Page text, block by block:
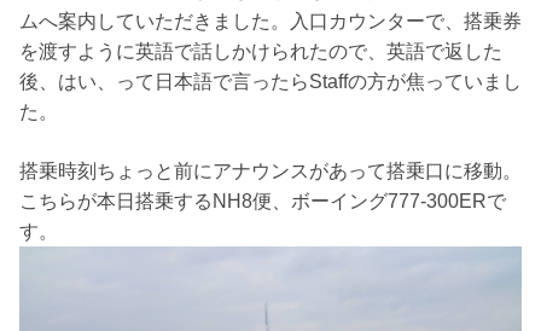
ムへ案内していただきました。入口カウンターで、搭乗券
を渡すように英語で話しかけられたので、英語で返した
後、はい、って日本語で言ったらStaffの方が焦っていまし
た。
搭乗時刻ちょっと前にアナウンスがあって搭乗口に移動。
こちらが本日搭乗するNH8便、ボーイング777-300ERで
す。